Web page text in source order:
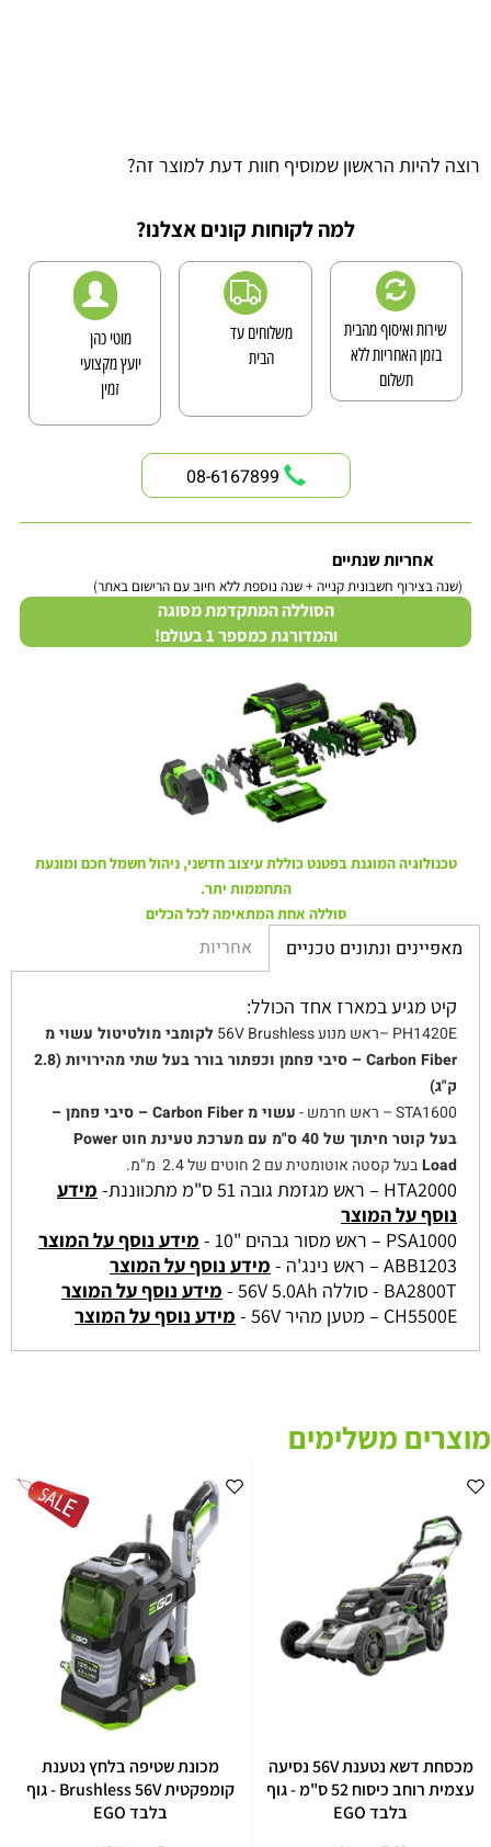
רוצה להיות הראשון שמוסיף חוות דעת למוצר זה?
למה לקוחות קונים אצלנו?
שירות ואיסוף מהבית
בזמן האחריות ללא
תשלום
משלוחים עד
הבית
מוטי כהן
יועץ מקצועי
זמין
08-6167899
אחריות שנתיים
(שנה בצירוף חשבונית קנייה + שנה נוספת ללא חיוב עם הרישום באתר)
הסוללה המתקדמת מסוגה
והמדורגת כמספר 1 בעולם!
טכנולוגיה המוגנת בפטנט כוללת עיצוב חדשני, ניהול חשמל חכם ומונעת
התחממות יתר.
סוללה אחת המתאימה לכל הכלים
מאפיינים ונתונים טכניים אחריות
קיט מגיע במארז אחד הכולל:
PH1420E –ראש מנוע 56V Brushless
לקומבי מולטיטול עשוי מ
Carbon Fiber – סיבי פחמן וכפתור בורר בעל שתי מהירויות (2.8
ק"ג)
STA1600 – ראש חרמש -
עשוי מ Carbon Fiber – סיבי פחמן –
בעל קוטר חיתוך של 40 ס"מ עם מערכת טעינת חוט Power
Loadבעל קסטה אוטומטית עם 2 חוטים של 2.4 מ"מ.
HTA2000 – ראש מגזמת גובה 51 ס"מ מתכווננת-
מידע
נוסף על המוצר
PSA1000 – ראש מסור גבהים "10 -
מידע נוסף על המוצר
ABB1203 – ראש נינג'ה -
מידע נוסף על המוצר
BA2800T - סוללה 56V 5.0Ah -
מידע נוסף על המוצר
CH5500E – מטען מהיר 56V -
מידע נוסף על המוצר
מוצרים משלימים
מכסחת דשא נטענת 56V נסיעה
עצמית רוחב כיסוח 52 ס"מ - גוף
בלבד EGO
מכונת שטיפה בלחץ נטענת
קומפקטית Brushless 56V - גוף
בלבד EGO